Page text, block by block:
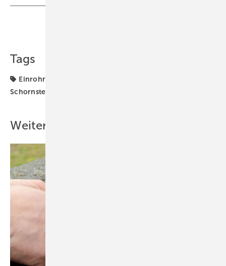
Tags
Einrohrheizung
Schornsteinfeger
Weitere Inhalte